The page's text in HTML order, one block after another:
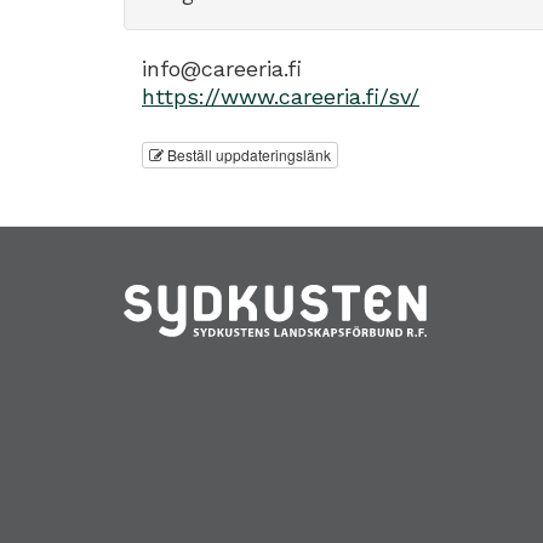
info@careeria.fi
https://www.careeria.fi/sv/
Beställ uppdateringslänk